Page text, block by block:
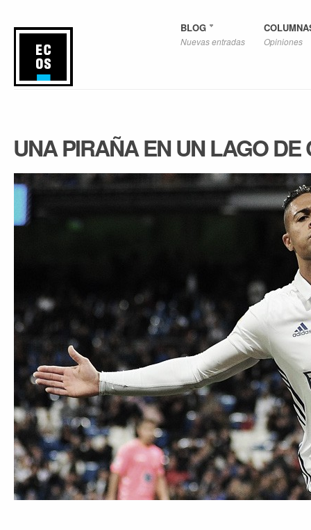
BLOG
Nuevas entradas Opiniones
UNA PIRAÑA EN UN LAGO DE